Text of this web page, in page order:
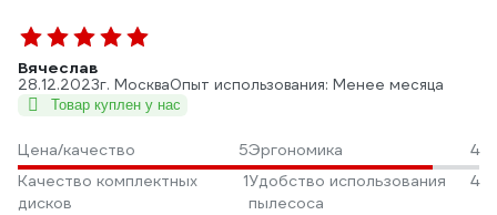
Вячеслав
28.12.2023г. МоскваОпыт использования: Менее месяца
Товар куплен у нас
Цена/качество 5Эргономика
4
Качество комплектных
дисков
1Удобство использования
пылесоса
4